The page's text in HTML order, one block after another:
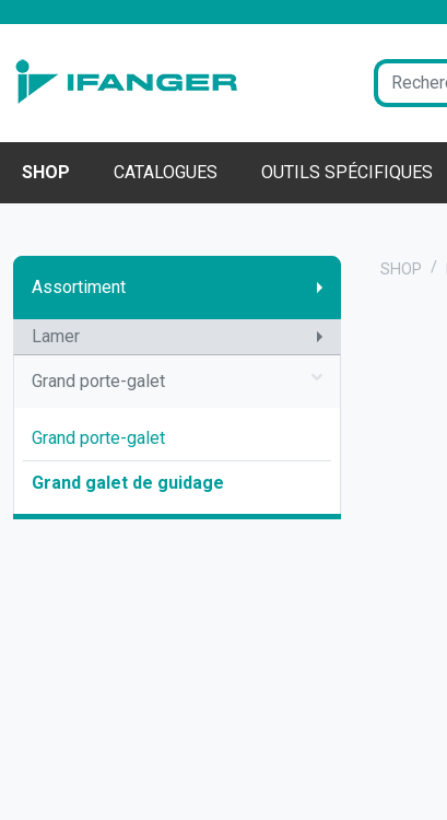
SHOP CATALOGUES OUTILS SPÉCIFIQUES
Assortiment
Lamer
Grand porte-galet
Grand porte-galet
Grand galet de guidage
SHOP